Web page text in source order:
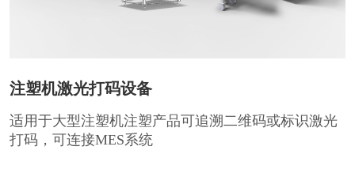
注塑机激光打码设备
适用于大型注塑机注塑产品可追溯二维码或标识激光
打码，可连接MES系统